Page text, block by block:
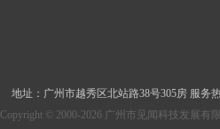
地址： 广州市越秀区北站路38号305房 服务
Copyright © 2000-2026 广州市见闻科技发展